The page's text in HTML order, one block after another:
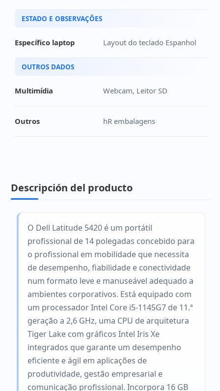
ESTADO E OBSERVAÇÕES
Específico laptop Layout do teclado Espanhol
OUTROS DADOS
Multimídia Webcam, Leitor SD
Outros hR embalagens
Descripción del producto
O Dell Latitude 5420 é um portátil
profissional de 14 polegadas concebido para
o profissional em mobilidade que necessita
de desempenho, fiabilidade e conectividade
num formato leve e manuseável adequado a
ambientes corporativos. Está equipado com
um processador Intel Core i5-1145G7 de 11.ª
geração a 2,6 GHz, uma CPU de arquitetura
Tiger Lake com gráficos Intel Iris Xe
integrados que garante um desempenho
eficiente e ágil em aplicações de
produtividade, gestão empresarial e
comunicação profissional. Incorpora 16 GB